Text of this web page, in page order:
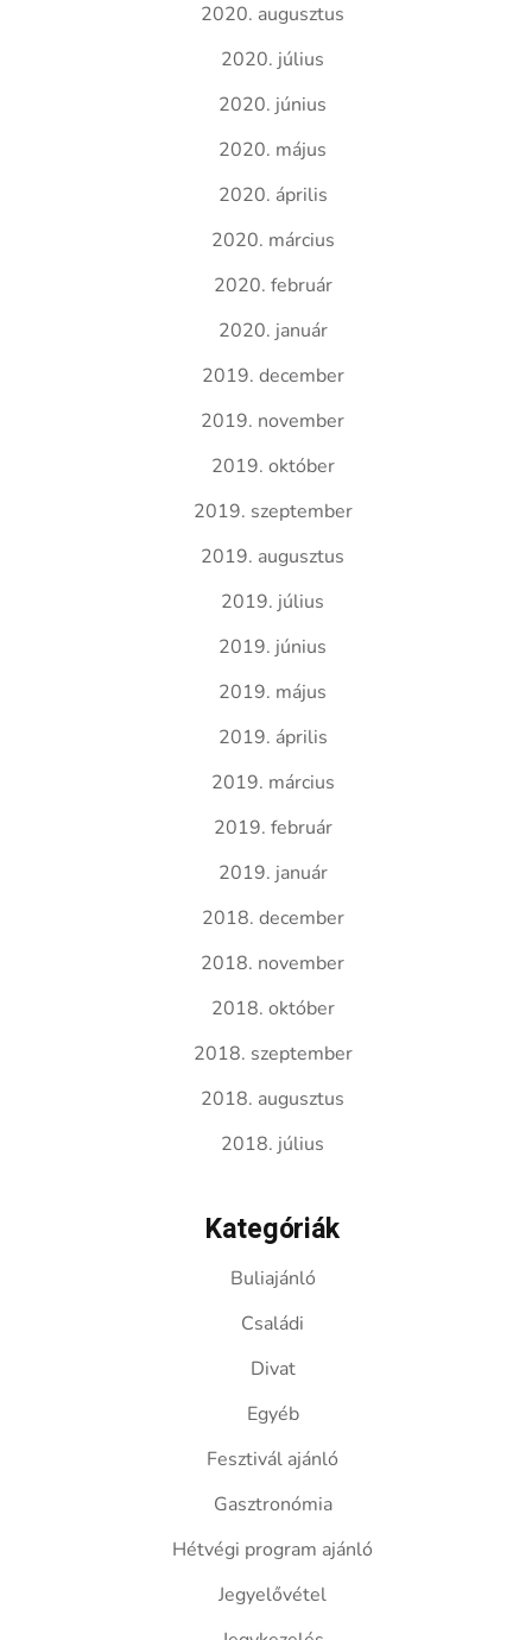
2020. augusztus
2020. július
2020. június
2020. május
2020. április
2020. március
2020. február
2020. január
2019. december
2019. november
2019. október
2019. szeptember
2019. augusztus
2019. július
2019. június
2019. május
2019. április
2019. március
2019. február
2019. január
2018. december
2018. november
2018. október
2018. szeptember
2018. augusztus
2018. július
Kategóriák
Buliajánló
Családi
Divat
Egyéb
Fesztivál ajánló
Gasztronómia
Hétvégi program ajánló
Jegyelővétel